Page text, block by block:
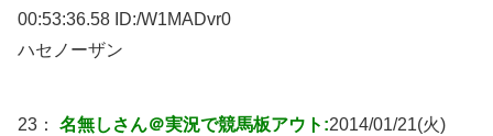
00:53:36.58 ID:/W1MADvr0
ハセノーザン
23： 名無しさん＠実況で競馬板アウト:2014/01/21(火)